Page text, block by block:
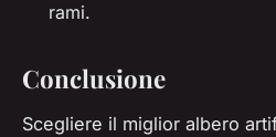
rami.
Conclusione
Scegliere il miglior albero